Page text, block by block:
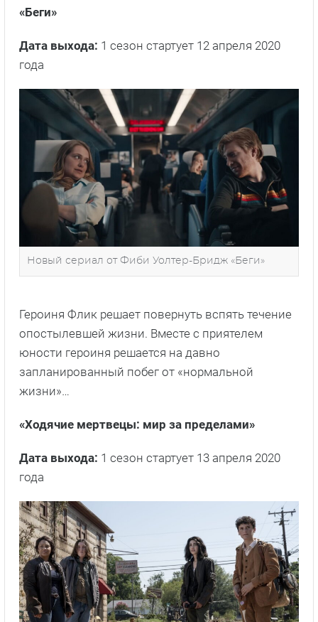
«Беги»
Дата выхода: 1 сезон стартует 12 апреля 2020
года
Новый сериал от Фиби Уолтер-Бридж «Беги»
Героиня Флик решает повернуть вспять течение
опостылевшей жизни. Вместе с приятелем
юности героиня решается на давно
запланированный побег от «нормальной
жизни»…
«Ходячие мертвецы: мир за пределами»
Дата выхода: 1 сезон стартует 13 апреля 2020
года